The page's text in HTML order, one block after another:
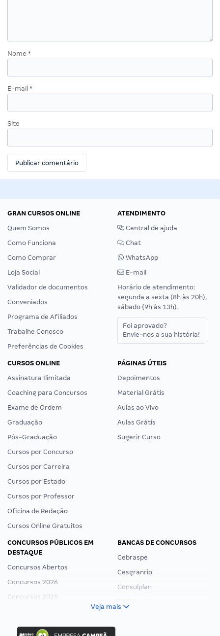
Nome *
E-mail *
Site
GRAN CURSOS ONLINE
Quem Somos
Como Funciona
Como Comprar
Loja Social
Validador de documentos
Conveniados
Programa de Afiliados
Trabalhe Conosco
Preferências de Cookies
ATENDIMENTO
Central de ajuda
Chat
WhatsApp
E-mail
Horário de atendimento:
segunda a sexta (8h às 20h),
sábado (9h às 13h).
Foi aprovado?
Envie-nos a sua história!
CURSOS ONLINE
Assinatura Ilimitada
Coaching para Concursos
Exame de Ordem
Graduação
Pós-Graduação
Cursos por Concurso
Cursos por Carreira
Cursos por Estado
Cursos por Professor
Oficina de Redação
Cursos Online Gratuitos
PÁGINAS ÚTEIS
Depoimentos
Material Grátis
Aulas ao Vivo
Aulas Grátis
Sugerir Curso
CONCURSOS PÚBLICOS EM
DESTAQUE
Concursos Abertos
Concursos 2026
Concursos 2025
Concurso Ibama
BANCAS DE CONCURSOS
Cebraspe
Cesgranrio
Consulplan
Veja mais